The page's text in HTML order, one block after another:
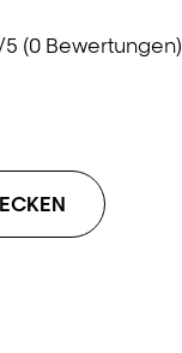
5 (0 Bewertungen)